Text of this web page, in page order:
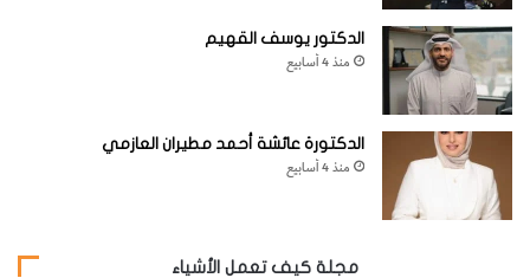
الدكتور يوسف القهيم
منذ 4 أسابيع
الدكتورة عائشة أحمد مطيران العازمي
منذ 4 أسابيع
مجلة كيف تعمل الأشياء